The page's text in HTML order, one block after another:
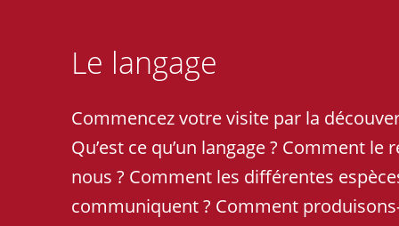
Le langage
Commencez votre visite par la
Qu’est ce qu’un langage ? Comment le
nous ? Comment les différentes
communiquent ? Comment